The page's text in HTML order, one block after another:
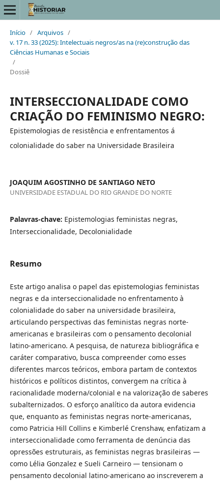
Início / Arquivos /
v. 17 n. 33 (2025): Intelectuais negros/as na (re)construção das
Ciências Humanas e Sociais
/
Dossiê
INTERSECCIONALIDADE COMO
CRIAÇÃO DO FEMINISMO NEGRO:
Epistemologias de resistência e enfrentamentos á
colonialidade do saber na Universidade Brasileira
JOAQUIM AGOSTINHO DE SANTIAGO NETO
UNIVERSIDADE ESTADUAL DO RIO GRANDE DO NORTE
Palavras-chave: Epistemologias feministas negras,
Interseccionalidade, Decolonialidade
Resumo
Este artigo analisa o papel das epistemologias feministas
negras e da interseccionalidade no enfrentamento à
colonialidade do saber na universidade brasileira,
articulando perspectivas das feministas negras norte-
americanas e brasileiras com o pensamento decolonial
latino-americano. A pesquisa, de natureza bibliográfica e
caráter comparativo, busca compreender como esses
diferentes marcos teóricos, embora partam de contextos
históricos e políticos distintos, convergem na crítica à
racionalidade moderna/colonial e na valorização de saberes
subalternizados. O esforço analítico da autora evidencia
que, enquanto as feministas negras norte-americanas,
como Patricia Hill Collins e Kimberlé Crenshaw, enfatizam a
interseccionalidade como ferramenta de denúncia das
opressões estruturais, as feministas negras brasileiras —
como Lélia Gonzalez e Sueli Carneiro — tensionam o
pensamento decolonial latino-americano ao inscreverem a